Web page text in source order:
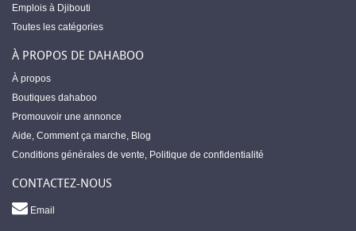
Emplois à Djibouti
Toutes les catégories
À PROPOS DE DAHABOO
À propos
Boutiques dahaboo
Promouvoir une annonce
Aide, Comment ça marche, Blog
Conditions générales de vente, Politique de confidentialité
CONTACTEZ-NOUS
Email